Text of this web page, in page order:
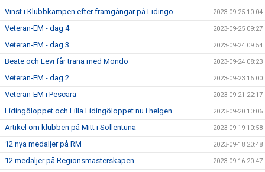
Vinst i Klubbkampen efter framgångar på Lidingö 2023-09-25 10:04
Veteran-EM - dag 4 2023-09-25 09:27
Veteran-EM - dag 3 2023-09-24 09:54
Beate och Levi får träna med Mondo 2023-09-24 08:23
Veteran-EM - dag 2 2023-09-23 16:00
Veteran-EM i Pescara 2023-09-21 22:17
Lidingöloppet och Lilla Lidingöloppet nu i helgen 2023-09-20 10:06
Artikel om klubben på Mitt i Sollentuna 2023-09-19 10:58
12 nya medaljer på RM 2023-09-18 20:48
12 medaljer på Regionsmästerskapen 2023-09-16 20:47